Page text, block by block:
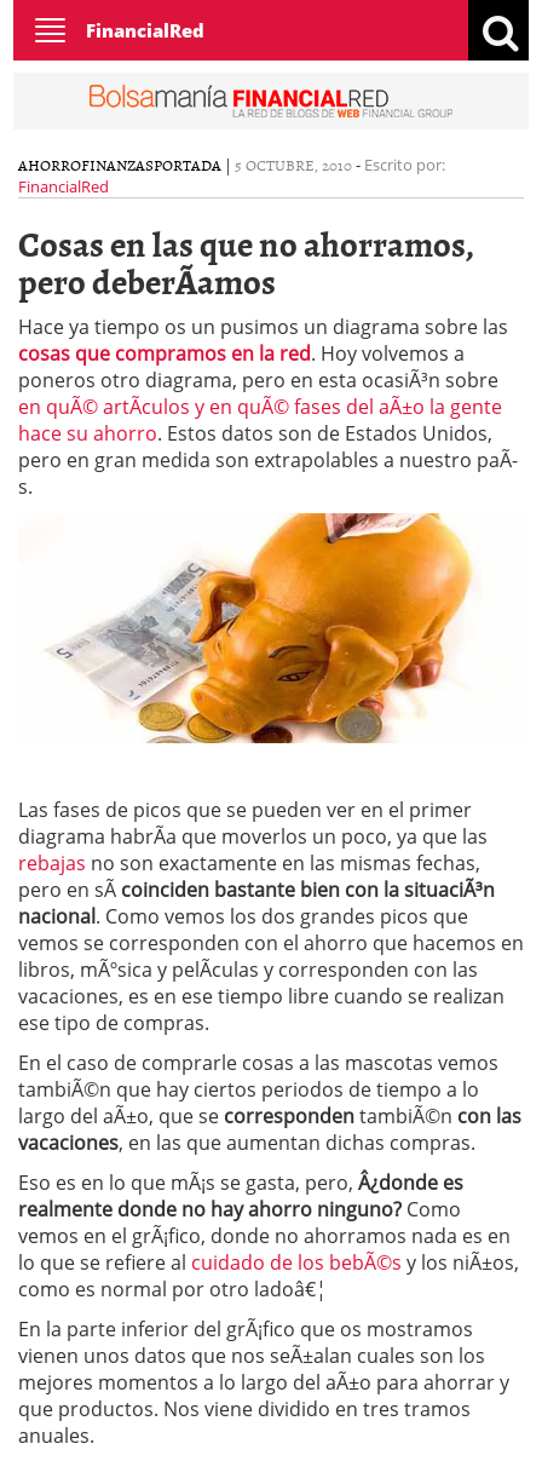
Toggle
navigation
FinancialRed
AHORROFINANZASPORTADA | 5 OCTUBRE, 2010- Escrito por:
FinancialRed
Cosas en las que no ahorramos,
pero deberÃ­amos
Hace ya tiempo os un pusimos un diagrama sobre las
cosas que compramos en la red. Hoy volvemos a
poneros otro diagrama, pero en esta ocasiÃ³n sobre
en quÃ© artÃ­culos y en quÃ© fases del aÃ±o la gente
hace su ahorro. Estos datos son de Estados Unidos,
pero en gran medida son extrapolables a nuestro paÃ­
s.
Las fases de picos que se pueden ver en el primer
diagrama habrÃ­a que moverlos un poco, ya que las
rebajas no son exactamente en las mismas fechas,
pero en sÃ­ coinciden bastante bien con la situaciÃ³n
nacional. Como vemos los dos grandes picos que
vemos se corresponden con el ahorro que hacemos en
libros, mÃºsica y pelÃ­culas y corresponden con las
vacaciones, es en ese tiempo libre cuando se realizan
ese tipo de compras.
En el caso de comprarle cosas a las mascotas vemos
tambiÃ©n que hay ciertos periodos de tiempo a lo
largo del aÃ±o, que se correspondentambiÃ©n con las
vacaciones, en las que aumentan dichas compras.
Eso es en lo que mÃ¡s se gasta, pero, Â¿donde es
realmente donde no hay ahorro ninguno? Como
vemos en el grÃ¡fico, donde no ahorramos nada es en
lo que se refiere al cuidado de los bebÃ©s y los niÃ±os,
como es normal por otro ladoâ€¦
En la parte inferior del grÃ¡fico que os mostramos
vienen unos datos que nos seÃ±alan cuales son los
mejores momentos a lo largo del aÃ±o para ahorrar y
que productos. Nos viene dividido en tres tramos
anuales.